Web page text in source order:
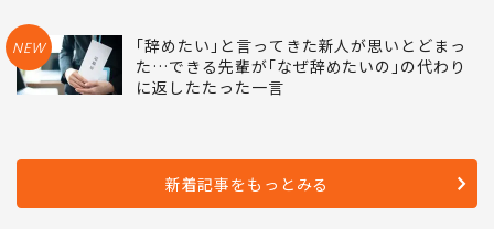
NEW
｢辞めたい｣と言ってきた新人が思いとどまっ
た…できる先輩が｢なぜ辞めたいの｣の代わり
に返したたった一言
新着記事をもっとみる